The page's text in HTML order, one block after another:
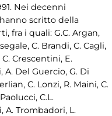
Nei decenni
scritto della
fra i quali: G.C. Argan,
C. Brandi, C. Cagli,
Crescentini, E.
A. Del Guercio, G. Di
C. Lonzi, R. Maini, C.
C.L.
A. Trombadori, L.